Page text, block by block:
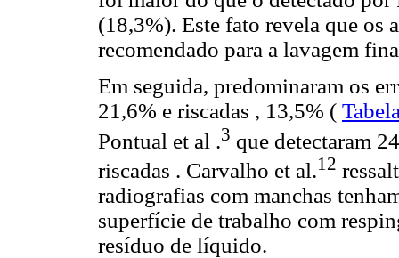
(18,3%). Este fato revela que os
recomendado para a lavagem
Em seguida, predominaram os
21,6% e riscadas , 13,5% (
Pontual et al .3 que detectaram
riscadas . Carvalho et al.12
radiografias com manchas
superfície de trabalho com
resíduo de líquido.